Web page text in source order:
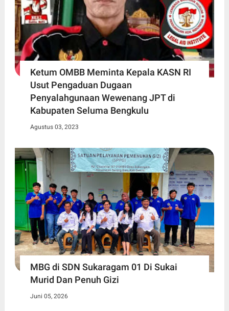
Ketum OMBB Meminta Kepala KASN RI
Usut Pengaduan Dugaan
Penyalahgunaan Wewenang JPT di
Kabupaten Seluma Bengkulu
Agustus 03, 2023
MBG di SDN Sukaragam 01 Di Sukai
Murid Dan Penuh Gizi
Juni 05, 2026